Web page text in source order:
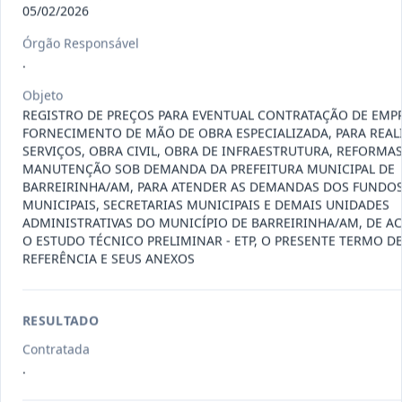
009/2026 Registro de preços para possível e
Situação
014/2026
-
A presente Ata tem por objeto o
Registro de preços para even...
Situação: Concluído Data:06/08/2026 Ver detalhes
012/2026
Prestação
05/02/2026
Órgão Responsável
.
Objeto
REGISTRO DE PREÇOS PARA EVENTUAL CONTRATAÇÃO DE
FORNECIMENTO DE MÃO DE OBRA ESPECIALIZADA, PARA
SERVIÇOS, OBRA CIVIL, OBRA DE INFRAESTRUTURA,
MANUTENÇÃO SOB DEMANDA DA PREFEITURA MUNICIPAL DE
BARREIRINHA/AM, PARA ATENDER AS DEMANDAS DOS
MUNICIPAIS, SECRETARIAS MUNICIPAIS E DEMAIS UNIDADES
ADMINISTRATIVAS DO MUNICÍPIO DE BARREIRINHA/AM, DE
O ESTUDO TÉCNICO PRELIMINAR - ETP, O PRESENTE TERMO DE
REFERÊNCIA E SEUS ANEXOS
RESULTADO
Contratada
.